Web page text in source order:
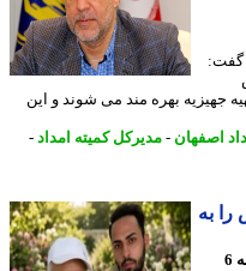
تومانی تهیه جهیزیه بهره مند می شوند و این
-مدیرکل کمیته امداد -